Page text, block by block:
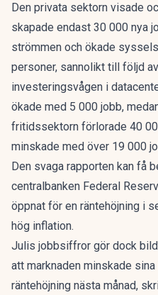
Den privata sektorn visade
skapade endast 30 000 nya
strömmen och ökade
personer, sannolikt till följd
investeringsvågen i
ökade med 5 000 jobb,
fritidssektorn förlorade 40
minskade med över 19 000
Den svaga rapporten kan få
centralbanken Federal
öppnat för en räntehöjning i
hög inflation.
Julis jobbsiffror gör dock
att marknaden minskade
räntehöjning nästa månad,